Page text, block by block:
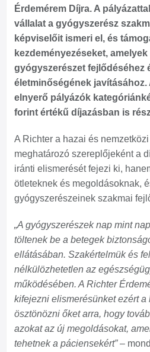
Érdemérem Díjra. A
vállalat a gyógyszerész
képviselőit ismeri el, és
kezdeményezéseket,
gyógyszerészet fejlődéséhez
életminőségének javításához.
elnyerő pályázók
forint értékű díjazásban is
A Richter a hazai és
meghatározó szereplőjeként a
iránti elismerését fejezi ki,
ötleteknek és megoldásoknak,
gyógyszerészeinek szakmai
„A gyógyszerészek nap mint
töltenek be a betegek
ellátásában. Szakértelmük és
nélkülözhetetlen az
működésében. A Richter
kifejezni elismerésünket ezért a
ösztönözni őket arra, hogy
azokat az új megoldásokat,
tehetnek a páciensekért”–